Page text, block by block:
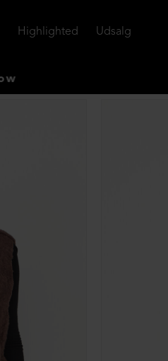
Highlighted Udsalg